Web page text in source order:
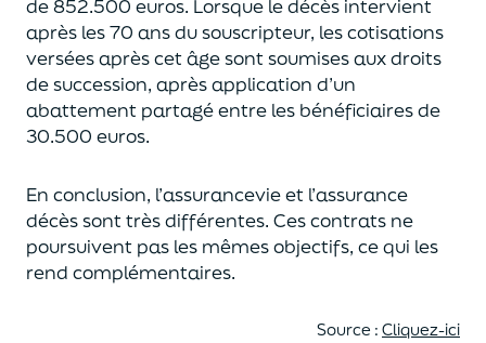
de852.500 euros. Lorsque le décès intervient
après les 70 ans du souscripteur, les cotisations
versées après cet âge sont soumises aux droits
de succession, après application d’un
abattement partagé entre les bénéficiaires de
30.500 euros.
En conclusion, l’assurancevie et l’assurance
décès sont très différentes. Ces contrats ne
poursuivent pas les mêmes objectifs, ce qui les
rend complémentaires.
Source : Cliquez-ici